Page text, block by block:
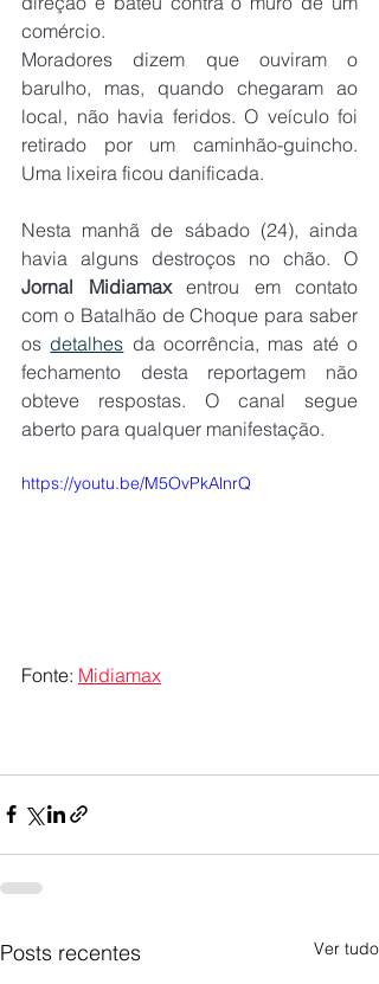
comércio.
Moradores dizem que ouviram o
barulho, mas, quando chegaram ao
local, não havia feridos. O veículo foi
retirado por um caminhão-guincho.
Uma lixeira ficou danificada.
Nesta manhã de sábado (24), ainda
Jornal Midiamax entrou em contato
com o Batalhão de Choque para saber
os detalhes da ocorrência, mas até o
fechamento desta reportagem não
obteve respostas. O canal segue
aberto para qualquer manifestação.
https://youtu.be/M5OvPkAlnrQ
Fonte: Midiamax
Posts recentes Ver tudo